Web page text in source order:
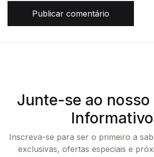
Publicar comentário
Junte-se ao nosso
Informativo
Inscreva-se para ser o primeiro a
exclusivas, ofertas especiais e